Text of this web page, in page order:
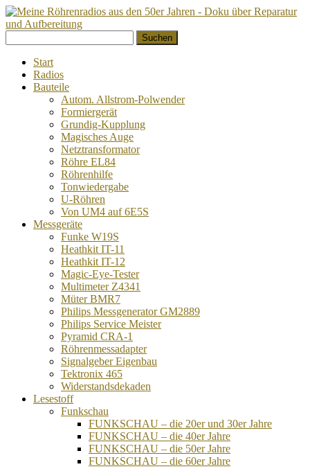
zum
Inhalt
nach:
Start
Radios
Bauteile
Autom. Allstrom-Polwender
Formiergerät
Grundig-Kupplung
Magisches Auge
Netztransformator
Röhre EL84
Röhrenhilfe
Tonwiedergabe
U-Röhren
Von UM4 auf 6E5S
Messgeräte
Funke W19S
Heathkit IT-11
Heathkit IT-12
Magic-Eye-Tester
Multimeter Z4341
Müter BMR7
Philips Messgenerator GM2889
Philips Service Meister
Pyramid CRA-1
Röhrenmessadapter
Signalgeber Eigenbau
Tektronix 465
Widerstandsdekaden
Lesestoff
Funkschau
FUNKSCHAU – die 20er und 30er Jahre
FUNKSCHAU – die 40er Jahre
FUNKSCHAU – die 50er Jahre
FUNKSCHAU – die 60er Jahre